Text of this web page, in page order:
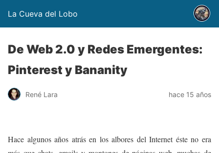
La Cueva del Lobo
De Web 2.0 y Redes Emergentes:
Pinterest y Bananity
René Lara hace 15 años
Hace algunos años atrás en los albores del Internet éste no era